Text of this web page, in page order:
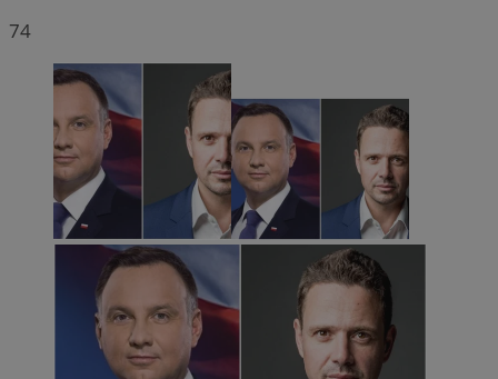
74